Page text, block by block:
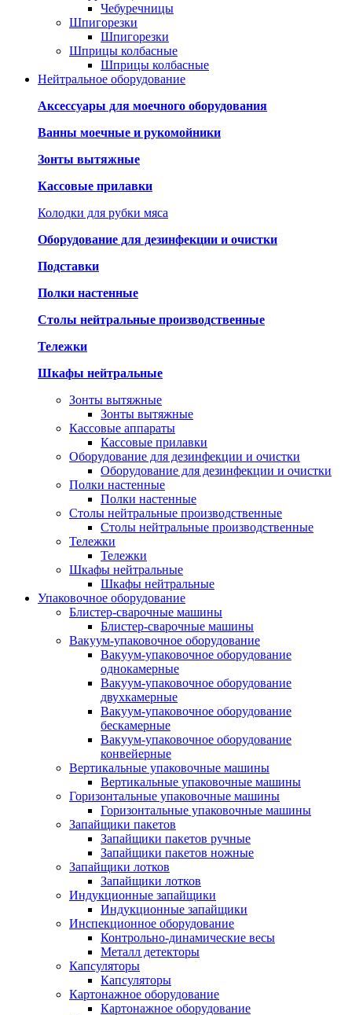
Чебуречницы
Шпигорезки
Шпигорезки
Шприцы колбасные
Шприцы колбасные
Нейтральное оборудование
Аксессуары для моечного оборудования
Ванны моечные и рукомойники
Зонты вытяжные
Кассовые прилавки
Колодки для рубки мяса
Оборудование для дезинфекции и очистки
Подставки
Полки настенные
Столы нейтральные производственные
Тележки
Шкафы нейтральные
Зонты вытяжные
Зонты вытяжные
Кассовые аппараты
Кассовые прилавки
Оборудование для дезинфекции и очистки
Оборудование для дезинфекции и очистки
Полки настенные
Полки настенные
Столы нейтральные производственные
Столы нейтральные производственные
Тележки
Тележки
Шкафы нейтральные
Шкафы нейтральные
Упаковочное оборудование
Блистер-сварочные машины
Блистер-сварочные машины
Вакуум-упаковочное оборудование
Вакуум-упаковочное оборудование
однокамерные
Вакуум-упаковочное оборудование
двухкамерные
Вакуум-упаковочное оборудование
беcкамерные
Вакуум-упаковочное оборудование
конвейерные
Вертикальные упаковочные машины
Вертикальные упаковочные машины
Горизонтальные упаковочные машины
Горизонтальные упаковочные машины
Запайщики пакетов
Запайщики пакетов ручные
Запайщики пакетов ножные
Запайщики лотков
Запайщики лотков
Индукционные запайщики
Индукционные запайщики
Инспекционное оборудование
Контрольно-динамические весы
Металл детекторы
Капсуляторы
Капсуляторы
Картонажное оборудование
Картонажное оборудование